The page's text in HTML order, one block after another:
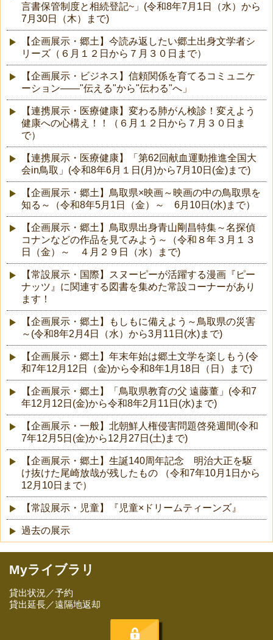
言書保管制度と相続登記~」(令和8年7月1日（水）から
7月30日（木）まで)
【企画展示・郷土】今読み返したい郷土出身文学者シ
リーズ（６月１２日から７月３０日まで）
【企画展示・ビジネス】信頼関係を育てるコミュニケ
ーション――"伝える"から"伝わる"へ」
【連携展示・医療健康】変わる肺がん検診！変えよう
健康への心構え！！（６月１２日から７月３０日ま
で）
【連携展示・医療健康】「第62回献血運動推進全国大
会in鳥取」(令和8年6月１日(月)から7月10日(金)まで)
【企画展示・郷土】鳥取県×映画～映画の中の鳥取県を
知る～（令和8年5月1日（金）～ 6月10日(水)まで）
【企画展示・郷土】鳥取県出身青山剛昌特集～名探偵
コナンなどの作品を見てみよう～（令和８年３月１３
日（金）～ ４月２９日（水）まで)
【常設展示・国際】スヌーピーが活躍する漫画『ピー
ナッツ』に関連する図書を集めた常設コーナーがあり
ます！
【企画展示・郷土】もしもに備えよう～鳥取県の災害
～(令和8年2月4日（水）から3月11日(水)まで)
【企画展示・郷土】年末年始は郷土文学を楽しもう(令
和7年12月12日（金)から令和8年1月18日（日）まで)
【企画展示・郷土】「鳥取県教育の父 遠藤董」(令和7
年12月12日(金)から令和8年2月11日(水)まで)
【企画展示・一般】北朝鮮人権侵害問題啓発週間(令和
7年12月5日(金)から12月27日(土)まで)
【企画展示・郷土】生誕140周年記念 明治大正を駆
け抜けた尾崎放哉が残したもの （令和7年10月1日から
12月10日まで）
【常設展示・児童】『児童×ドリームティーンズ』
過去の展示
Myライブラリ
貸出状況／予約
貸出延長／遠隔地返却